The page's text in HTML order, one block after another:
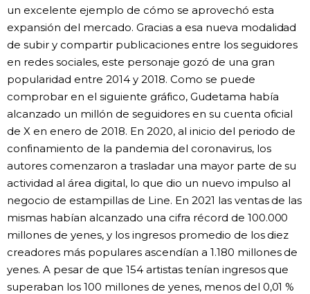
un excelente ejemplo de cómo se aprovechó esta
expansión del mercado. Gracias a esa nueva modalidad
de subir y compartir publicaciones entre los seguidores
en redes sociales, este personaje gozó de una gran
popularidad entre 2014 y 2018. Como se puede
comprobar en el siguiente gráfico, Gudetama había
alcanzado un millón de seguidores en su cuenta oficial
de X en enero de 2018. En 2020, al inicio del periodo de
confinamiento de la pandemia del coronavirus, los
autores comenzaron a trasladar una mayor parte de su
actividad al área digital, lo que dio un nuevo impulso al
negocio de estampillas de Line. En 2021 las ventas de las
mismas habían alcanzado una cifra récord de 100.000
millones de yenes, y los ingresos promedio de los diez
creadores más populares ascendían a 1.180 millones de
yenes. A pesar de que 154 artistas tenían ingresos que
superaban los 100 millones de yenes, menos del 0,01 %